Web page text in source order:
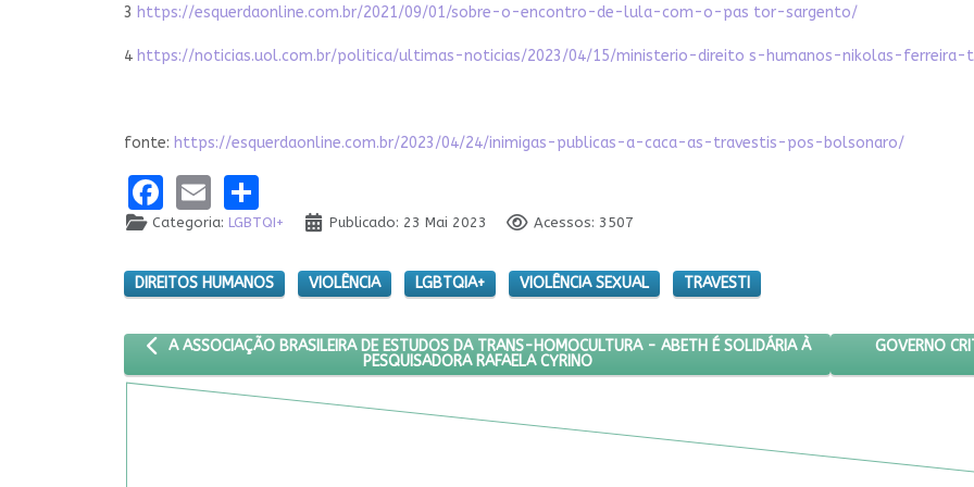
3 https://esquerdaonline.com.br/2021/09/01/sobre-o-encontro-de-lula-com-o-pas tor-sargento/
4 https://noticias.uol.com.br/politica/ultimas-noticias/2023/04/15/ministerio-direito s-humanos-nikolas-ferreira-
fonte: https://esquerdaonline.com.br/2023/04/24/inimigas-publicas-a-caca-as-travestis-pos-bolsonaro/
Facebook
Email
Categoria: LGBTQI+ Publicado: 23 Mai 2023 Acessos: 3507
DIREITOS HUMANOS VIOLÊNCIA LGBTQIA+ VIOLÊNCIA SEXUAL TRAVESTI
ARTIGO ANTERIOR: A ASSOCIAÇÃO BRASILEIRA DE ESTUDOS DA TRANS-HOMOCULTURA - ABETH É SOLIDÁRIA À
A ASSOCIAÇÃO BRASILEIRA DE ESTUDOS DA TRANS-HOMOCULTURA - ABETH É SOLIDÁRIA À
PESQUISADORA RAFAELA CYRINO
PRÓXIMO
GOVERNO